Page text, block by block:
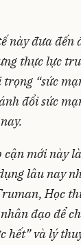
này đưa đến
thực lực
“sức
đổi sức
cận mới này
lâu nay
Học
đạo để
hết” và lý